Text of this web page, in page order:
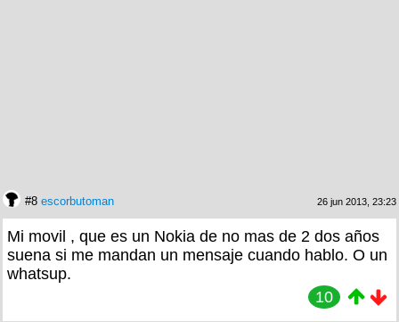
#8 escorbutoman 26 jun 2013, 23:23
Mi movil , que es un Nokia de no mas de 2 dos años
suena si me mandan un mensaje cuando hablo. O un
whatsup.
10